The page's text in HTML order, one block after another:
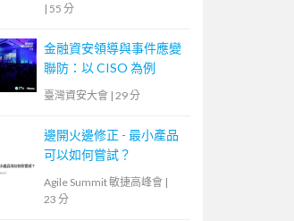
| 55 分
金融資安領導與事件應變
聯防：以 CISO 為例
臺灣資安大會 | 29 分
邊開火邊修正 - 最小產品
可以如何嘗試？
Agile Summit 敏捷高峰會 |
23 分